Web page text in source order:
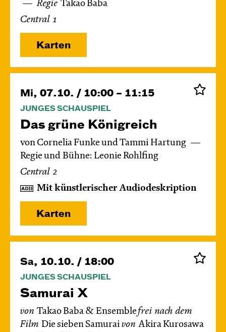
Regie Takao Baba
Central 1
Karten
Mi, 07.10. / 10:00 – 11:15
JUNGES SCHAUSPIEL
Das grüne König­reich
von Cornelia Funke und Tammi Hartung
Regie und Bühne: Leonie Rohlfing
Central 2
Mit künstlerischer Audiodeskription
Karten
Sa, 10.10. / 18:00
JUNGES SCHAUSPIEL
Samurai X
von Takao Baba & Ensemblefrei nach dem
Film Die sieben Samurai von Akira Kurosawa